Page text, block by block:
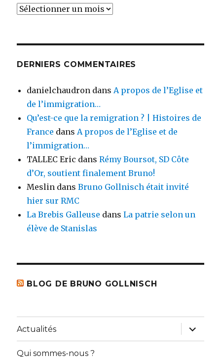
Archives
DERNIERS COMMENTAIRES
danielchaudron dansA propos de l’Eglise et
de l’immigration…
Qu’est-ce que la remigration ? | Histoires de
France dansA propos de l’Eglise et de
l’immigration…
TALLEC Eric dansRémy Boursot, SD Côte
d’Or, soutient finalement Bruno!
Meslin dansBruno Gollnisch était invité
hier sur RMC
La Brebis Galleuse dansLa patrie selon un
élève de Stanislas
BLOG DE BRUNO GOLLNISCH
Actualités
ouvrir
le
sous-
Qui sommes-nous ?